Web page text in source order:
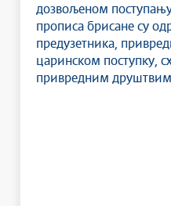
дозвољеном
прописа брисане су
предузетника,
царинском поступку,
привредним